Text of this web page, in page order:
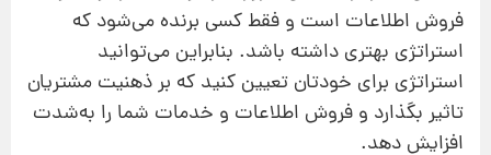
فروش اطلاعات است و فقط كسی برنده می‌شود كه
استراتژی بهتری داشته باشد. بنابراین می‌توانید
استراتژی برای خودتان تعیین كنید كه بر ذهنیت مشتریان
تاثیر بگذارد و فروش اطلاعات و خدمات شما را به‌شدت
افزایش دهد.